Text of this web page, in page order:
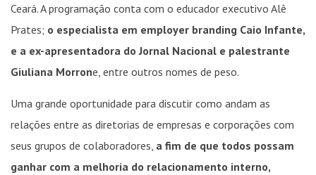
Ceará. A programação conta com o educador executivo Alê
Prates; o especialista em employer branding Caio Infante,
e a ex-apresentadora do Jornal Nacional e palestrante
Giuliana Morrone, entre outros nomes de peso.
Uma grande oportunidade para discutir como andam as
relações entre as diretorias de empresas e corporações com
seus grupos de colaboradores, a fim de que todos possam
ganhar com a melhoria do relacionamento interno,